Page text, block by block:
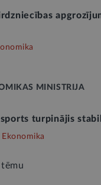
MINISTRIJA
turpinājis
Ekonomika